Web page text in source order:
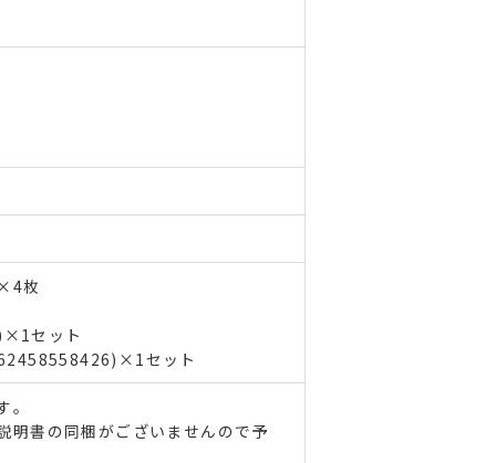
枚
セット
セット
｡
書の同梱がございませんので予